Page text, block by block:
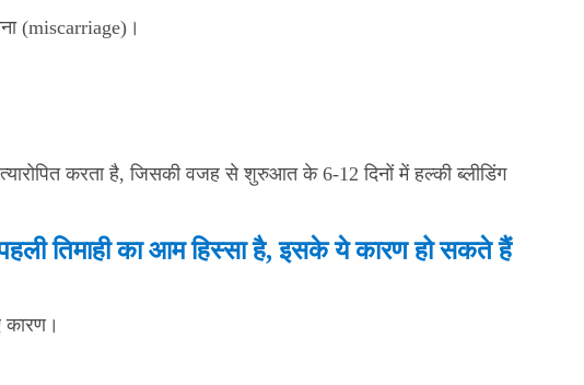
(miscarriage)।
करता है, जिसकी वजह से शुरुआत के 6-12 दिनों में हल्की ब्लीडिंग
पहली तिमाही का आम हिस्सा है, इसके ये कारण हो सकते हैं
कारण।